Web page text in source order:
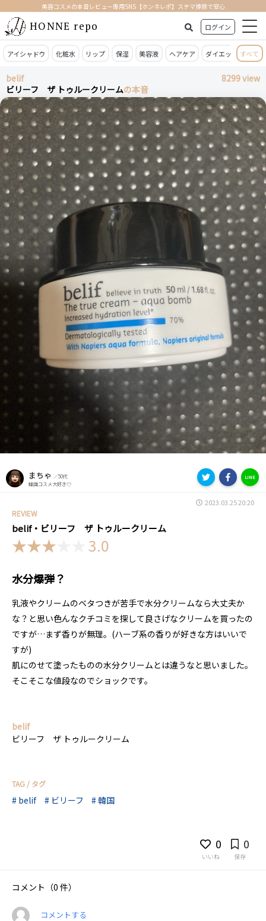
美容コスメの本音レビュー専用SNS【ホンネレポ】ステマ排除で安心
HONNE repo ログイン
アイシャドウ 化粧水 リップ 保湿 美容液 ヘアケア ダイエット 日焼
すべて
belif
8299 view
ビリーフ ザ トゥルークリームの本音
まちゃ
／50代
韓国コスメ大好き♡
LINE
2023.03.25 20:20
REVIEW
belif・ビリーフ ザ トゥルークリーム
3.0
水分爆弾？
乳液やクリームのベタつきが苦手で水分クリームなら大丈夫か
な？と思い色んなクチコミを探して良さげなクリームを買ったの
ですが…まず香りが無理。(ハーブ系の香りが好きな方はいいで
すが)
肌にのせて塗ったものの水分クリームとは違うなと思いました。
そこそこな値段なのでショックです。
belif
ビリーフ ザ トゥルークリーム
TAG / タグ
belif ビリーフ 韓国
0
いいね
0
保存
コメント（0 件）
コメントする